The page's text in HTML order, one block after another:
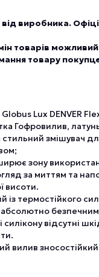
від виробника.
товарів
товару
Lux DENVER
Гофровилив,
змішувач
зону
за миттям та
висоти.
із термостійкого
безпечним
силікону відсутні
вилив